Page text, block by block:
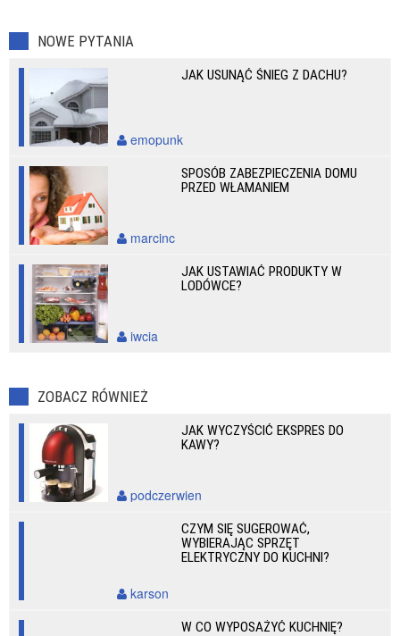
NOWE PYTANIA
JAK USUNĄĆ ŚNIEG Z DACHU?
emopunk
SPOSÓB ZABEZPIECZENIA DOMU
PRZED WŁAMANIEM
marcinc
JAK USTAWIAĆ PRODUKTY W
LODÓWCE?
iwcia
ZOBACZ RÓWNIEŻ
JAK WYCZYŚCIĆ EKSPRES DO
KAWY?
podczerwien
CZYM SIĘ SUGEROWAĆ,
WYBIERAJĄC SPRZĘT
ELEKTRYCZNY DO KUCHNI?
karson
W CO WYPOSAŻYĆ KUCHNIĘ?